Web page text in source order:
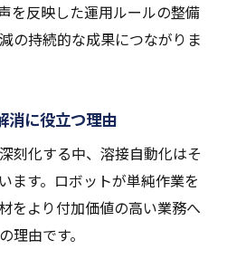
を反映した運用ルールの整備
の持続的な成果につながりま
消に役立つ理由
刻化する中、溶接自動化はそ
ます。ロボットが単純作業を
をより付加価値の高い業務へ
理由です。